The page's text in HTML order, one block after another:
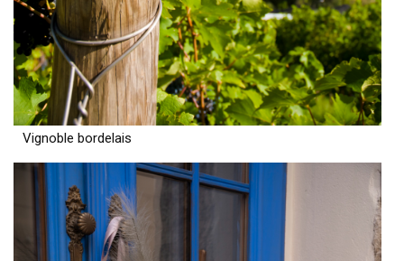
Vignoble bordelais